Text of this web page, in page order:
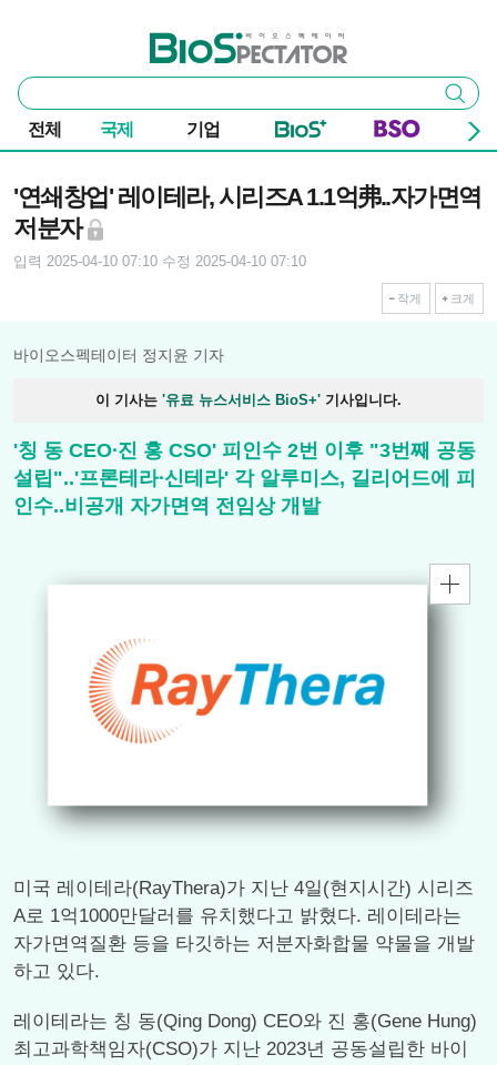
바이오스펙테이터
통
합
검
색
검색
전체 국제 기업
'연쇄창업' 레이테라, 시리즈A 1.1억弗..자가면역
저분자
입력 2025-04-10 07:10 수정 2025-04-10 07:10
작게 크게
바이오스펙테이터 정지윤 기자
이 기사는 '유료 뉴스서비스 BioS+' 기사입니다.
'칭 동 CEO∙진 홍 CSO' 피인수 2번 이후 "3번째 공동
설립"..'프론테라∙신테라' 각 알루미스, 길리어드에 피
인수..비공개 자가면역 전임상 개발
미국 레이테라(RayThera)가 지난 4일(현지시간) 시리즈
A로 1억1000만달러를 유치했다고 밝혔다. 레이테라는
자가면역질환 등을 타깃하는 저분자화합물 약물을 개발
하고 있다.
레이테라는 칭 동(Qing Dong) CEO와 진 홍(Gene Hung)
최고과학책임자(CSO)가 지난 2023년 공동설립한 바이